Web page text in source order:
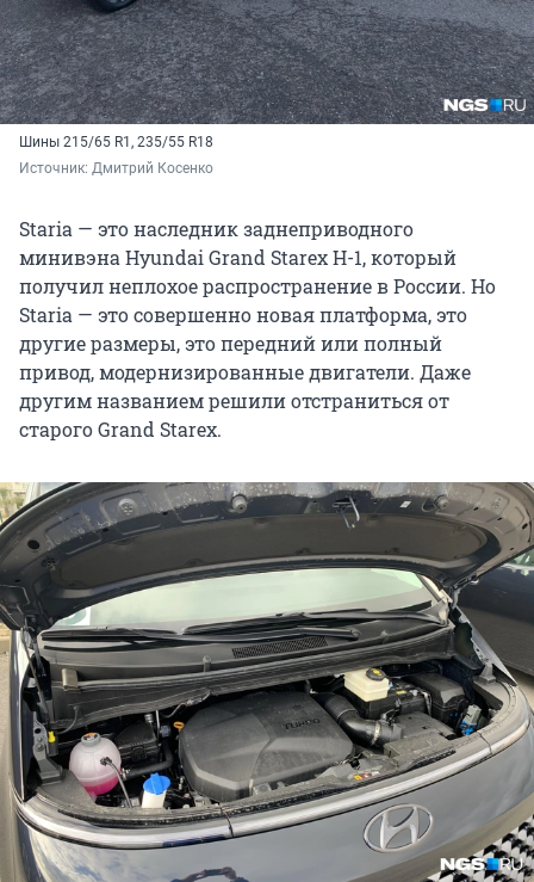
Шины 215/65 R1, 235/55 R18
Источник: Дмитрий Косенко
Staria — это наследник заднеприводного
минивэна Hyundai Grand Starex H-1, который
получил неплохое распространение в России. Но
Staria — это совершенно новая платформа, это
другие размеры, это передний или полный
привод, модернизированные двигатели. Даже
другим названием решили отстраниться от
старого Grand Starex.